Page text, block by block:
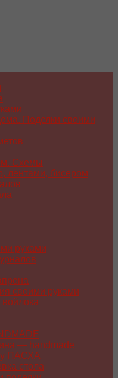
Поделки своими
Схемы
лентами, бисером
руками
своими руками
— handmade
ПАСХA
стола